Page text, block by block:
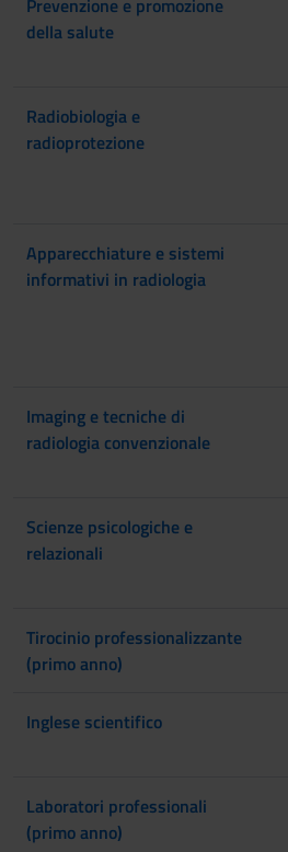
Prevenzione e promozione
della salute
Radiobiologia e
radioprotezione
Apparecchiature e sistemi
informativi in radiologia
Imaging e tecniche di
radiologia convenzionale
Scienze psicologiche e
relazionali
Tirocinio professionalizzante
(primo anno)
Inglese scientifico
Laboratori professionali
(primo anno)